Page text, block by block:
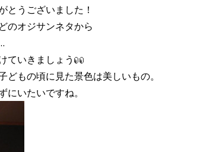
とうございました！
のオジサンネタから
ていきましょう
もの頃に見た景色は美しいもの。
いたいですね。